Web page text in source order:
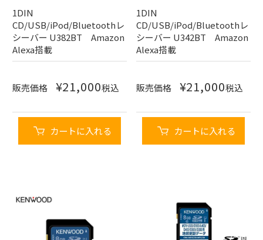
1DIN
CD/USB/iPod/Bluetoothレ
シーバー U382BT Amazon
Alexa搭載
販売価格 ¥21,000税込
カートに入れる
1DIN
CD/USB/iPod/Bluetoothレ
シーバー U342BT Amazon
Alexa搭載
販売価格 ¥21,000税込
カートに入れる